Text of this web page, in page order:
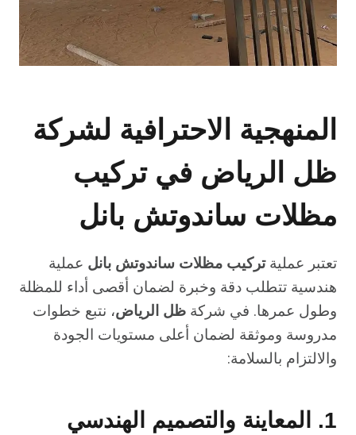
المنهجية الاحترافية لشركة
ظل الرياض في تركيب
مظلات ساندوتش بانل
تعتبر عمليةتركيب مظلات ساندوتش بانل عملية
هندسية تتطلب دقة وخبرة لضمان أقصى أداء للمظلة
وطول عمرها. في شركة ظل الرياض، نتبع خطوات
مدروسة وموثقة لضمان أعلى مستويات الجودة
والالتزام بالسلامة:
1. المعاينة والتصميم الهندسي